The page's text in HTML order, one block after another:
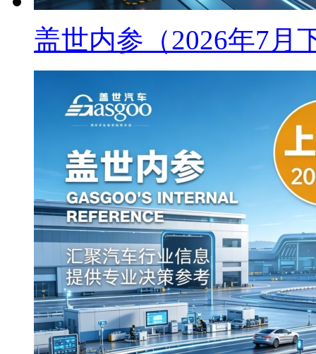
盖世内参（2026年7月